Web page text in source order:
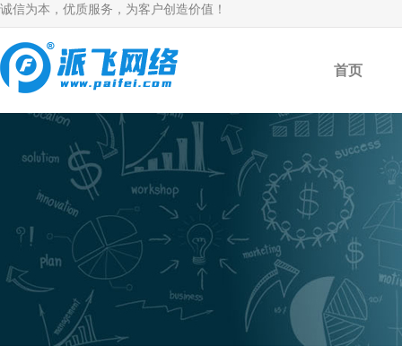
诚信为本，优质服务，为客户创造价值！
首页